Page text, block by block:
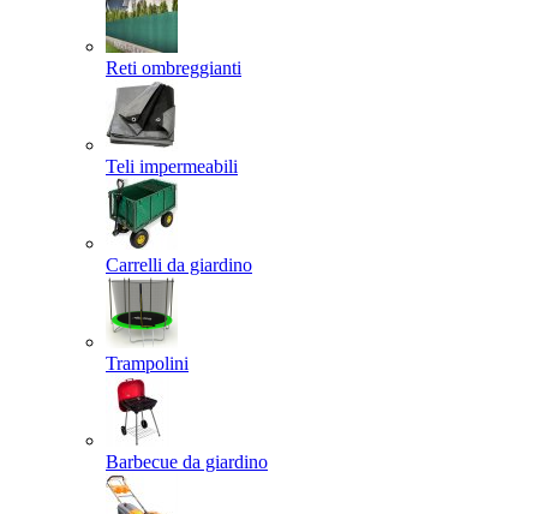
Reti ombreggianti
Teli impermeabili
Carrelli da giardino
Trampolini
Barbecue da giardino